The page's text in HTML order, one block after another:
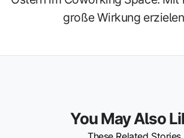
große Wirkung
You May Also